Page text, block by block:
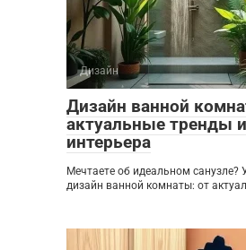
Дизайн
Дизайн ванной
актуальные тренды
интерьера
Мечтаете об идеальном санузле?
дизайн ванной комнаты: от